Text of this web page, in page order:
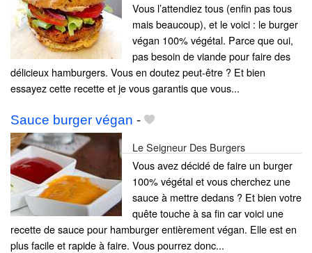
Vous l’attendiez tous (enfin pas tous
mais beaucoup), et le voici : le burger
végan 100% végétal. Parce que oui,
pas besoin de viande pour faire des
délicieux hamburgers. Vous en doutez peut-être ? Et bien
essayez cette recette et je vous garantis que vous...
Sauce burger végan -
Le Seigneur Des Burgers
Vous avez décidé de faire un burger
100% végétal et vous cherchez une
sauce à mettre dedans ? Et bien votre
quête touche à sa fin car voici une
recette de sauce pour hamburger entièrement végan. Elle est en
plus facile et rapide à faire. Vous pourrez donc...